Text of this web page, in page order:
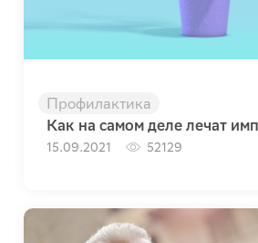
Профилактика
Как на самом деле лечат
15.09.2021 52129